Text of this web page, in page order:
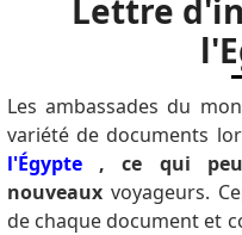
Lettre
Les ambassades du
variété de documents
l'Égypte, ce qui
nouveauxvoyageurs.
de chaque document et